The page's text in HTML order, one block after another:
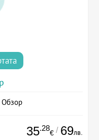
35.28
€ / 69лв.